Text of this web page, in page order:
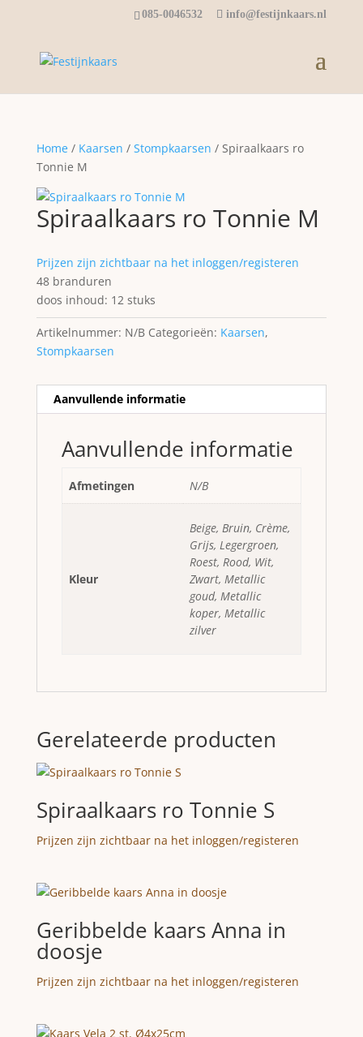
085-0046532 info@festijnkaars.nl
Home/ Kaarsen / Stompkaarsen / Spiraalkaars ro
Tonnie M
Spiraalkaars ro Tonnie M
Prijzen zijn zichtbaar na het inloggen/registeren
48 branduren
doos inhoud: 12 stuks
Artikelnummer: N/B Categorieën: Kaarsen,
Stompkaarsen
Aanvullende informatie
Aanvullende informatie
Afmetingen N/B
Kleur
Beige, Bruin, Crème,
Grijs, Legergroen,
Roest, Rood, Wit,
Zwart, Metallic
goud, Metallic
koper, Metallic
zilver
Gerelateerde producten
Spiraalkaars ro Tonnie S
Prijzen zijn zichtbaar na het inloggen/registeren
Geribbelde kaars Anna in
doosje
Prijzen zijn zichtbaar na het inloggen/registeren